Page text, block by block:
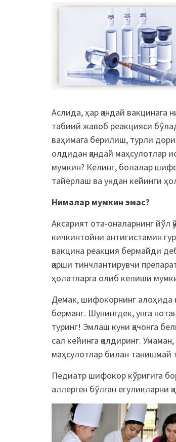
Аслида, ҳар қандай вакцинага
табиий жавоб реакцияси
ваҳимага берилиш, турли
олдидан қандай маҳсулотлар
мумкин? Келинг, болалар
тайёрлаш ва ундан кейинги
Нималар мумкин эмас?
Аксарият ота-оналарнинг йўл
кичкинтойни антигистамин
вакцина реакция бермайди
қарши тинчлантирувчи
ҳолатларга олиб келиши
Демак, шифокорнинг алоҳида
берманг. Шунингдек, унга
туринг! Эмлаш куни қачонга
сал кейинга қолдиринг.
маҳсулотлар билан танишмай
Педиатр шифокор кўригига
аллерген бўлган егуликларни